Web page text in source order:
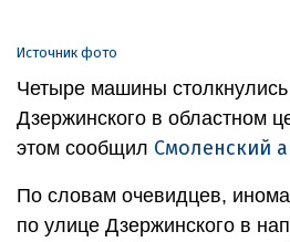
Источник фото
Четыре машины
Дзержинского в областном
этом сообщил Смоленский
По словам очевидцев,
по улице Дзержинского в